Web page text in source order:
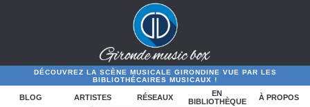
DÉCOUVREZ LA SCÈNE MUSICALE GIRONDINE VUE PAR LES
BIBLIOTHÉCAIRES MUSICAUX !
BLOG ARTISTES RÉSEAUX
EN
BIBLIOTHÈQUE
À PROPOS